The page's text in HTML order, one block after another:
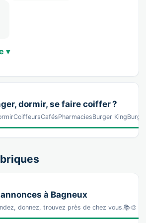
▾
dormir, se faire coiffer ?
à Bagneux
donnez, trouvez près de chez vous.📚🎨